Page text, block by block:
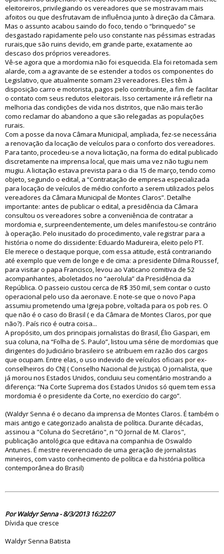
eleitoreiros, privilegiando os vereadores que se mostravam mais
afoitos ou que desfrutavam de influência junto à direção da Câmara.
Mas o assunto acabou saindo do foco, tendo o “brinquedo” se
desgastado rapidamente pelo uso constante nas péssimas estradas
rurais,que são ruins devido, em grande parte, exatamente ao
descaso dos próprios vereadores.
Vê-se agora que a mordomia não foi esquecida. Ela foi retomada sem
alarde, com a agravante de se estender a todos os componentes do
Legislativo, que atualmente somam 23 vereadores. Eles têm à
disposição carro e motorista, pagos pelo contribuinte, a fim de facilitar
o contato com seus redutos eleitorais. Isso certamente irá refletir na
melhoria das condições de vida nos distritos, que não mais terão
como reclamar do abandono a que são relegadas as populações
rurais.
Com a posse da nova Câmara Municipal, ampliada, fez-se necessária
a renovação da locação de veículos para o conforto dos vereadores.
Para tanto, procedeu-se a nova licitação, na forma do edital publicado
discretamente na imprensa local, que mais uma vez não tugiu nem
mugiu. A licitação estava prevista para o dia 15 de março, tendo como
objeto, segundo o edital, a “Contratação de empresa especializada
para locação de veículos de médio conforto a serem utilizados pelos
vereadores da Câmara Municipal de Montes Claros”. Detalhe
importante: antes de publicar o edital, a presidência da Câmara
consultou os vereadores sobre a conveniência de contratar a
mordomia e, surpreendentemente, um deles manifestou-se contrário
à operação. Pelo inusitado do procedimento, vale registrar para a
história o nome do dissidente: Eduardo Madureira, eleito pelo PT.
Ele merece o destaque porque, com essa atitude, está contrariando
até exemplo que vem de longe e de cima: a presidente Dilma Roussef,
para visitar o papa Francisco, levou ao Vaticano comitiva de 52
acompanhantes, aboletados no “aerolula” da Presidência da
República. O passeio custou cerca de R$ 350 mil, sem contar o custo
operacional pelo uso da aeronave. E note-se que o novo Papa
assumiu prometendo uma Igreja pobre, voltada para os pob res. O
que não é o caso do Brasil ( e da Câmara de Montes Claros, por que
não?) . País rico é outra coisa...
A propósito, um dos principais jornalistas do Brasil, Élio Gaspari, em
sua coluna, na “Folha de S. Paulo”, listou uma série de mordomias que
dirigentes do Judiciário brasileiro se atribuem em razão dos cargos
que ocupam. Entre elas, o uso indevido de veículos oficiais por ex-
conselheiros do CNJ ( Conselho Nacional de Justiça). O jornalista, que
já morou nos Estados Unidos, concluiu seu comentário mostrando a
diferença: “Na Corte Suprema dos Estados Unidos só quem tem essa
mordomia é o presidente da Corte, no exercício do cargo”.
(Waldyr Senna é o decano da imprensa de Montes Claros. É também o
mais antigo e categorizado analista de política. Durante décadas,
assinou a "Coluna do Secretário", n "O Jornal de M. Claros",
publicação antológica que editava na companhia de Oswaldo
Antunes. É mestre reverenciado de uma geração de jornalistas
mineiros, com vasto conhecimento de política e da história política
contemporânea do Brasil)
Por Waldyr Senna - 8/3/2013 16:22:07
Dívida que cresce
Waldyr Senna Batista